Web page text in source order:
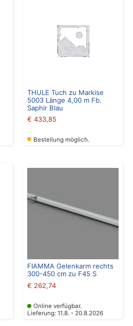
THULE Tuch zu Markise
5003 Länge 4,00 m Fb.
Saphir Blau
€ 433,85
Bestellung möglich.
FIAMMA Gelenkarm rechts
300-450 cm zu F45 S
€ 262,74
Online verfügbar.
Lieferung: 11.8. - 20.8.2026